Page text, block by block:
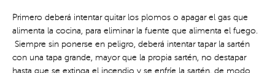
Primero deberá intentar quitar los plomos o apagar el gas que
alimenta la cocina, para eliminar la fuente que alimenta el fuego.
Siempre sin ponerse en peligro, deberá intentar tapar la sartén
con una tapa grande, mayor que la propia sartén, no destapar
hasta que se extinga el incendio y se enfríe la sartén, de modo